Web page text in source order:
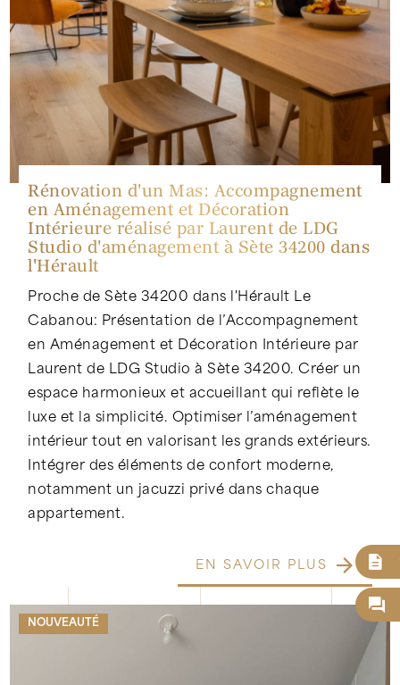
Rénovation d'un Mas: Accompagnement
en Aménagement et Décoration
Intérieure réalisé par Laurent de LDG
Studio d'aménagement à Sète 34200 dans
l'Hérault
Proche de Sète 34200 dans l'Hérault Le
Cabanou: Présentation de l’Accompagnement
en Aménagement et Décoration Intérieure par
Laurent de LDG Studio à Sète 34200. Créer un
espace harmonieux et accueillant qui reflète le
luxe et la simplicité. Optimiser l’aménagement
intérieur tout en valorisant les grands extérieurs.
Intégrer des éléments de confort moderne,
notamment un jacuzzi privé dans chaque
appartement.
EN SAVOIR PLUS
NOUVEAUTÉ